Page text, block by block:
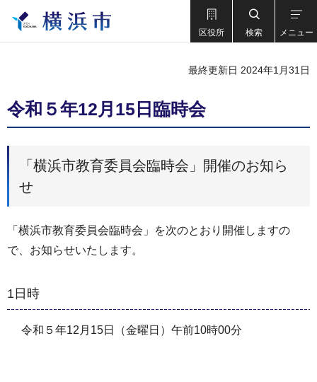
区役所 検索 メニュー
最終更新日 2024年1月31日
令和５年12月15日臨時会
「横浜市教育委員会臨時会」開催のお知ら
せ
「横浜市教育委員会臨時会」を次のとおり開催しますの
で、お知らせいたします。
1日時
令和５年12月15日（金曜日）午前10時00分